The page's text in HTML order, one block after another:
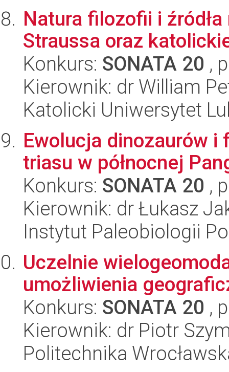
Natura filozofii i
Straussa oraz
Konkurs: SONATA 20 ,
Kierownik: dr William
Katolicki Uniwersytet
Ewolucja dinozaurów i
triasu w północnej
Konkurs: SONATA 20 ,
Kierownik: dr Łukasz
Instytut Paleobiologii
Uczelnie
umożliwienia
Konkurs: SONATA 20 ,
Kierownik: dr Piotr
Politechnika